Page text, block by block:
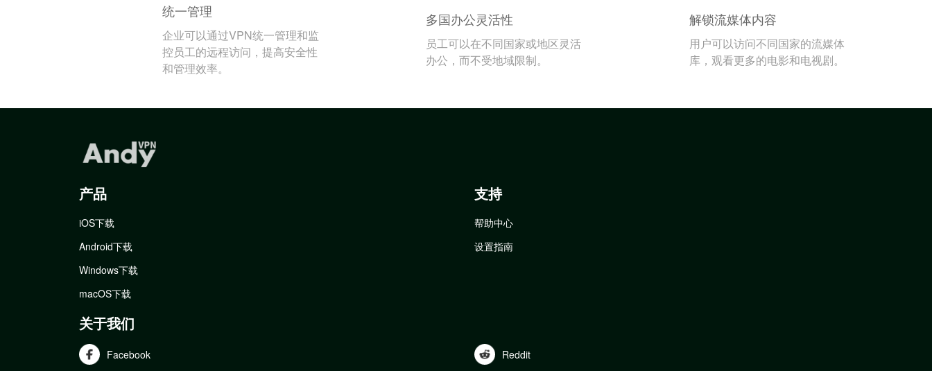
统一管理
企业可以通过VPN统一管理和监
控员工的远程访问，提高安全性
和管理效率。
多国办公灵活性
员工可以在不同国家或地区灵活
办公，而不受地域限制。
解锁流媒体内容
用户可以访问不同国家的流媒体
库，观看更多的电影和电视剧。
产品
iOS下载
Android下载
Windows下载
macOS下载
支持
帮助中心
设置指南
关于我们
Facebook Reddit